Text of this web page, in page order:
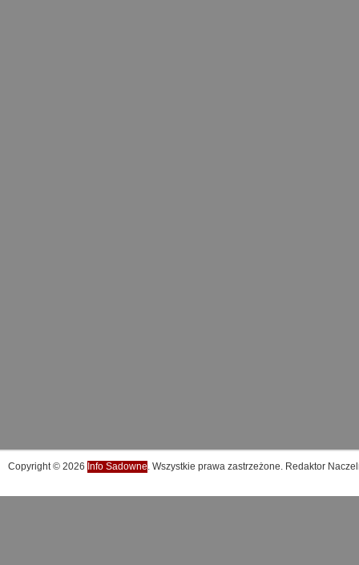
Copyright © 2026 Info Sadowne. Wszystkie prawa zastrzeżone. Redaktor